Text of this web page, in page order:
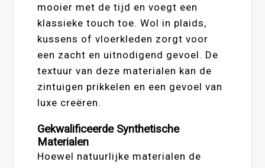
mooier met de tijd en voegt een
klassieke touch toe. Wol in plaids,
kussens of vloerkleden zorgt voor
een zacht en uitnodigend gevoel. De
textuur van deze materialen kan de
zintuigen prikkelen en een gevoel van
luxe creëren.
Gekwalificeerde Synthetische
Materialen
Hoewel natuurlijke materialen de